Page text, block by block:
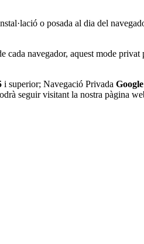
o posada al dia del
cada navegador, aquest mode
i superior; Navegació Privada
seguir visitant la nostra pàgina